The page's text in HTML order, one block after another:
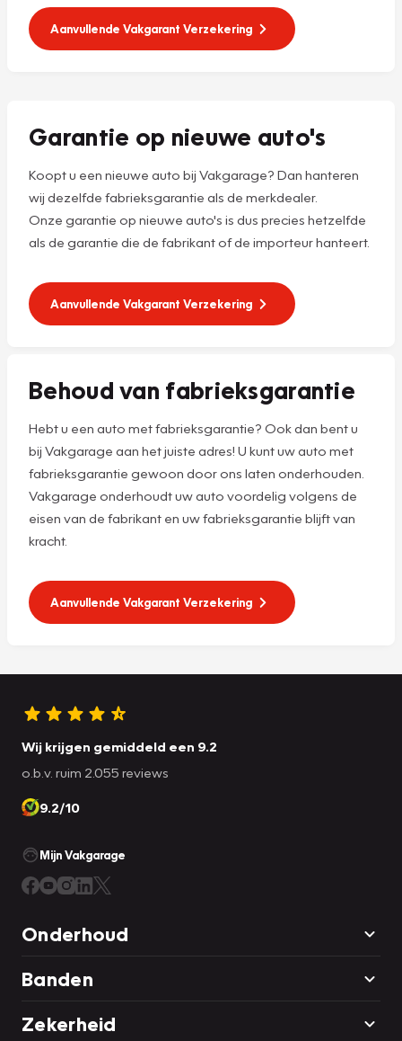
Aanvullende Vakgarant Verzekering
Garantie op nieuwe auto's
Koopt u een nieuwe auto bij Vakgarage? Dan hanteren
wij dezelfde fabrieksgarantie als de merkdealer.
Onze garantie op nieuwe auto's is dus precies hetzelfde
als de garantie die de fabrikant of de importeur hanteert.
Aanvullende Vakgarant Verzekering
Behoud van fabrieksgarantie
Hebt u een auto met fabrieksgarantie? Ook dan bent u
bij Vakgarage aan het juiste adres! U kunt uw auto met
fabrieksgarantie gewoon door ons laten onderhouden.
Vakgarage onderhoudt uw auto voordelig volgens de
eisen van de fabrikant en uw fabrieksgarantie blijft van
kracht.
Aanvullende Vakgarant Verzekering
Wij krijgen gemiddeld een 9.2
o.b.v. ruim 2.055 reviews
9.2/10
Mijn Vakgarage
Onderhoud
Banden
Zekerheid